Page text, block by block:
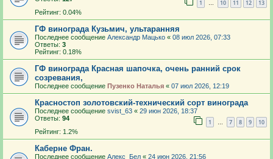
1 … 10 11 12 13
Рейтинг: 0.04%
ГФ винограда Кузьмич, ультаранняя
Последнее сообщение Александр Мацько « 08 июл 2026, 07:33
Ответы: 3
Рейтинг: 0.18%
ГФ винограда Красная шапочка, очень ранний срок
созревания,
Последнее сообщение Пузенко Наталья « 07 июл 2026, 12:19
Красностоп золотовский-технический сорт винограда
Последнее сообщение svist_63 « 29 июн 2026, 18:37
Ответы: 94 1 … 7 8 9 10
Рейтинг: 1.2%
Каберне Фран.
Последнее сообщение Алекс_Бел « 24 июн 2026, 21:56